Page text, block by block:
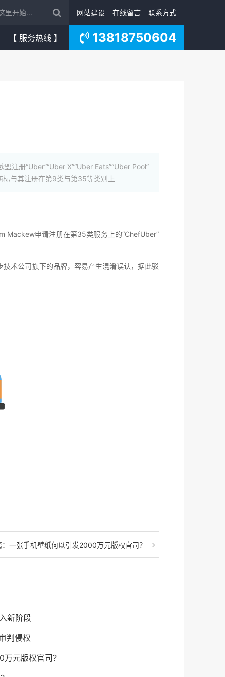
网站建设 在线留言 联系方式
【 服务热线 】 13818750604
注册“Uber”“Uber X”“Uber Eats”“Uber Pool”
标与其注册在第9类与第35等类别上
Mackew申请注册在第35类服务上的“ChefUber”
术公司旗下的品牌，容易产生混淆误认，据此驳
：一张手机壁纸何以引发2000万元版权官司？
新阶段
判侵权
元版权官司？